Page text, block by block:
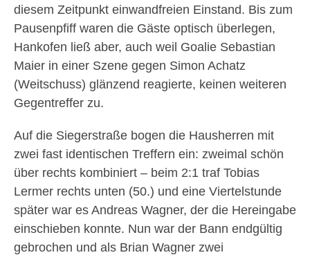
diesem Zeitpunkt einwandfreien Einstand. Bis zum
Pausenpfiff waren die Gäste optisch überlegen,
Hankofen ließ aber, auch weil Goalie Sebastian
Maier in einer Szene gegen Simon Achatz
(Weitschuss) glänzend reagierte, keinen weiteren
Gegentreffer zu.
Auf die Siegerstraße bogen die Hausherren mit
zwei fast identischen Treffern ein: zweimal schön
über rechts kombiniert – beim 2:1 traf Tobias
Lermer rechts unten (50.) und eine Viertelstunde
später war es Andreas Wagner, der die Hereingabe
einschieben konnte. Nun war der Bann endgültig
gebrochen und als Brian Wagner zwei